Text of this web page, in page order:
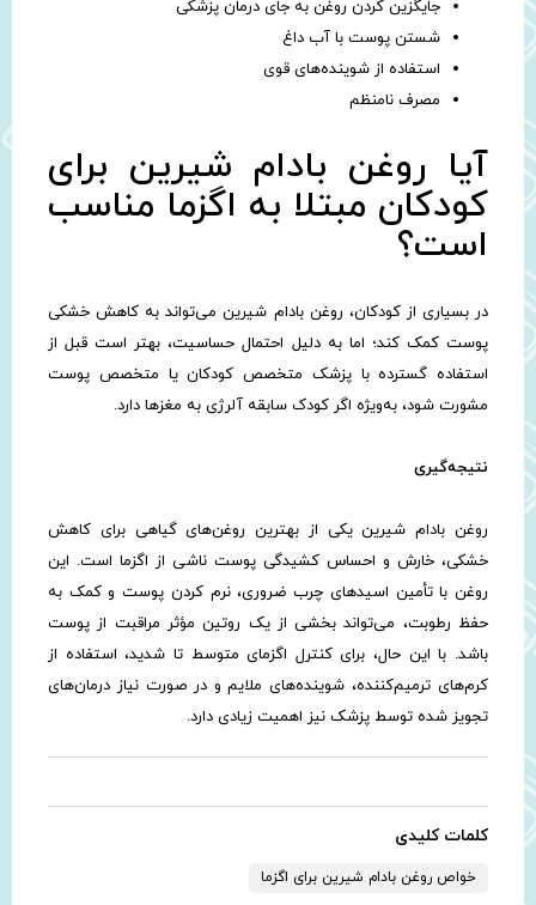
جایگزین کردن روغن به جای درمان پزشکی
شستن پوست با آب داغ
استفاده از شوینده‌های قوی
مصرف نامنظم
آیا روغن بادام شیرین برای
کودکان مبتلا به اگزما مناسب
است؟
در بسیاری از کودکان، روغن بادام شیرین می‌تواند به کاهش خشکی
پوست کمک کند؛ اما به دلیل احتمال حساسیت، بهتر است قبل از
استفاده گسترده با پزشک متخصص کودکان یا متخصص پوست
مشورت شود، به‌ویژه اگر کودک سابقه آلرژی به مغزها دارد.
نتیجه‌گیری
روغن بادام شیرین یکی از بهترین روغن‌های گیاهی برای کاهش
خشکی، خارش و احساس کشیدگی پوست ناشی از اگزما است. این
روغن با تأمین اسیدهای چرب ضروری، نرم کردن پوست و کمک به
حفظ رطوبت، می‌تواند بخشی از یک روتین مؤثر مراقبت از پوست
باشد. با این حال، برای کنترل اگزمای متوسط تا شدید، استفاده از
کرم‌های ترمیم‌کننده، شوینده‌های ملایم و در صورت نیاز درمان‌های
تجویز شده توسط پزشک نیز اهمیت زیادی دارد.
کلمات کلیدی
خواص روغن بادام شیرین برای اگزما